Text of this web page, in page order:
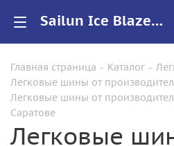
Sailun Ice Blazer WST3 купить в Саратове, цены на резину Ice Blazer WST3 для авто
Главная страница - Каталог -
Легковые шины от
Легковые шины от
Саратове
Легковые